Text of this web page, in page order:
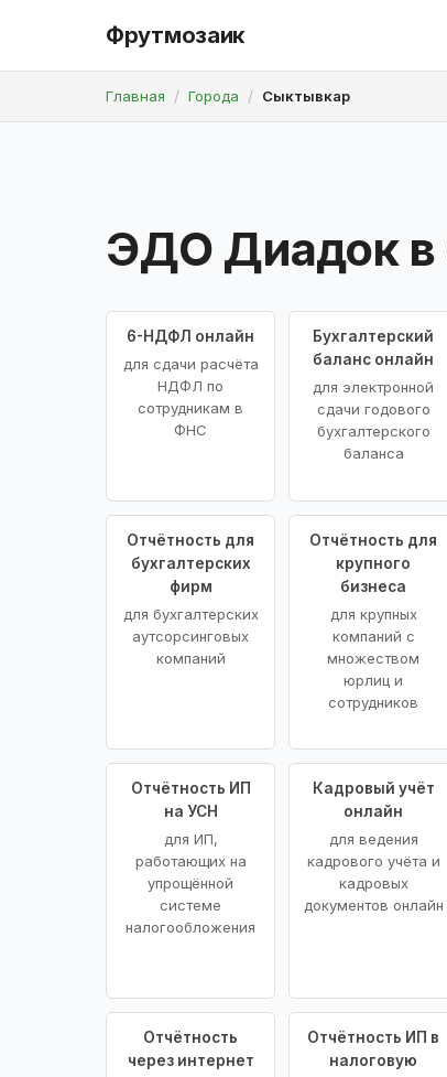
Фрутмозаик
Главная Города Сыктывкар
ЭДО Диадок
6-НДФЛ онлайн
для сдачи расчёта
НДФЛ по
сотрудникам в
ФНС
Бухгалтерский
баланс онлайн
для электронной
сдачи годового
бухгалтерского
баланса
Отчётность для
бухгалтерских
фирм
для бухгалтерских
аутсорсинговых
компаний
Отчётность для
крупного
бизнеса
для крупных
компаний с
множеством
юрлиц и
сотрудников
Отчётность ИП
на УСН
для ИП,
работающих на
упрощённой
системе
налогообложения
Кадровый учёт
онлайн
для ведения
кадрового учёта и
кадровых
документов онлайн
Отчётность
через интернет
Отчётность ИП в
налоговую